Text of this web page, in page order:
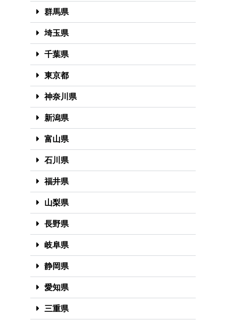
群馬県
埼玉県
千葉県
東京都
神奈川県
新潟県
富山県
石川県
福井県
山梨県
長野県
岐阜県
静岡県
愛知県
三重県